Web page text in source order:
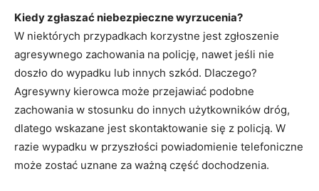
Kiedy zgłaszać niebezpieczne wyrzucenia?
W niektórych przypadkach korzystne jest zgłoszenie
agresywnego zachowania na policję, nawet jeśli nie
doszło do wypadku lub innych szkód. Dlaczego?
Agresywny kierowca może przejawiać podobne
zachowania w stosunku do innych użytkowników dróg,
dlatego wskazane jest skontaktowanie się z policją. W
razie wypadku w przyszłości powiadomienie telefoniczne
może zostać uznane za ważną część dochodzenia.